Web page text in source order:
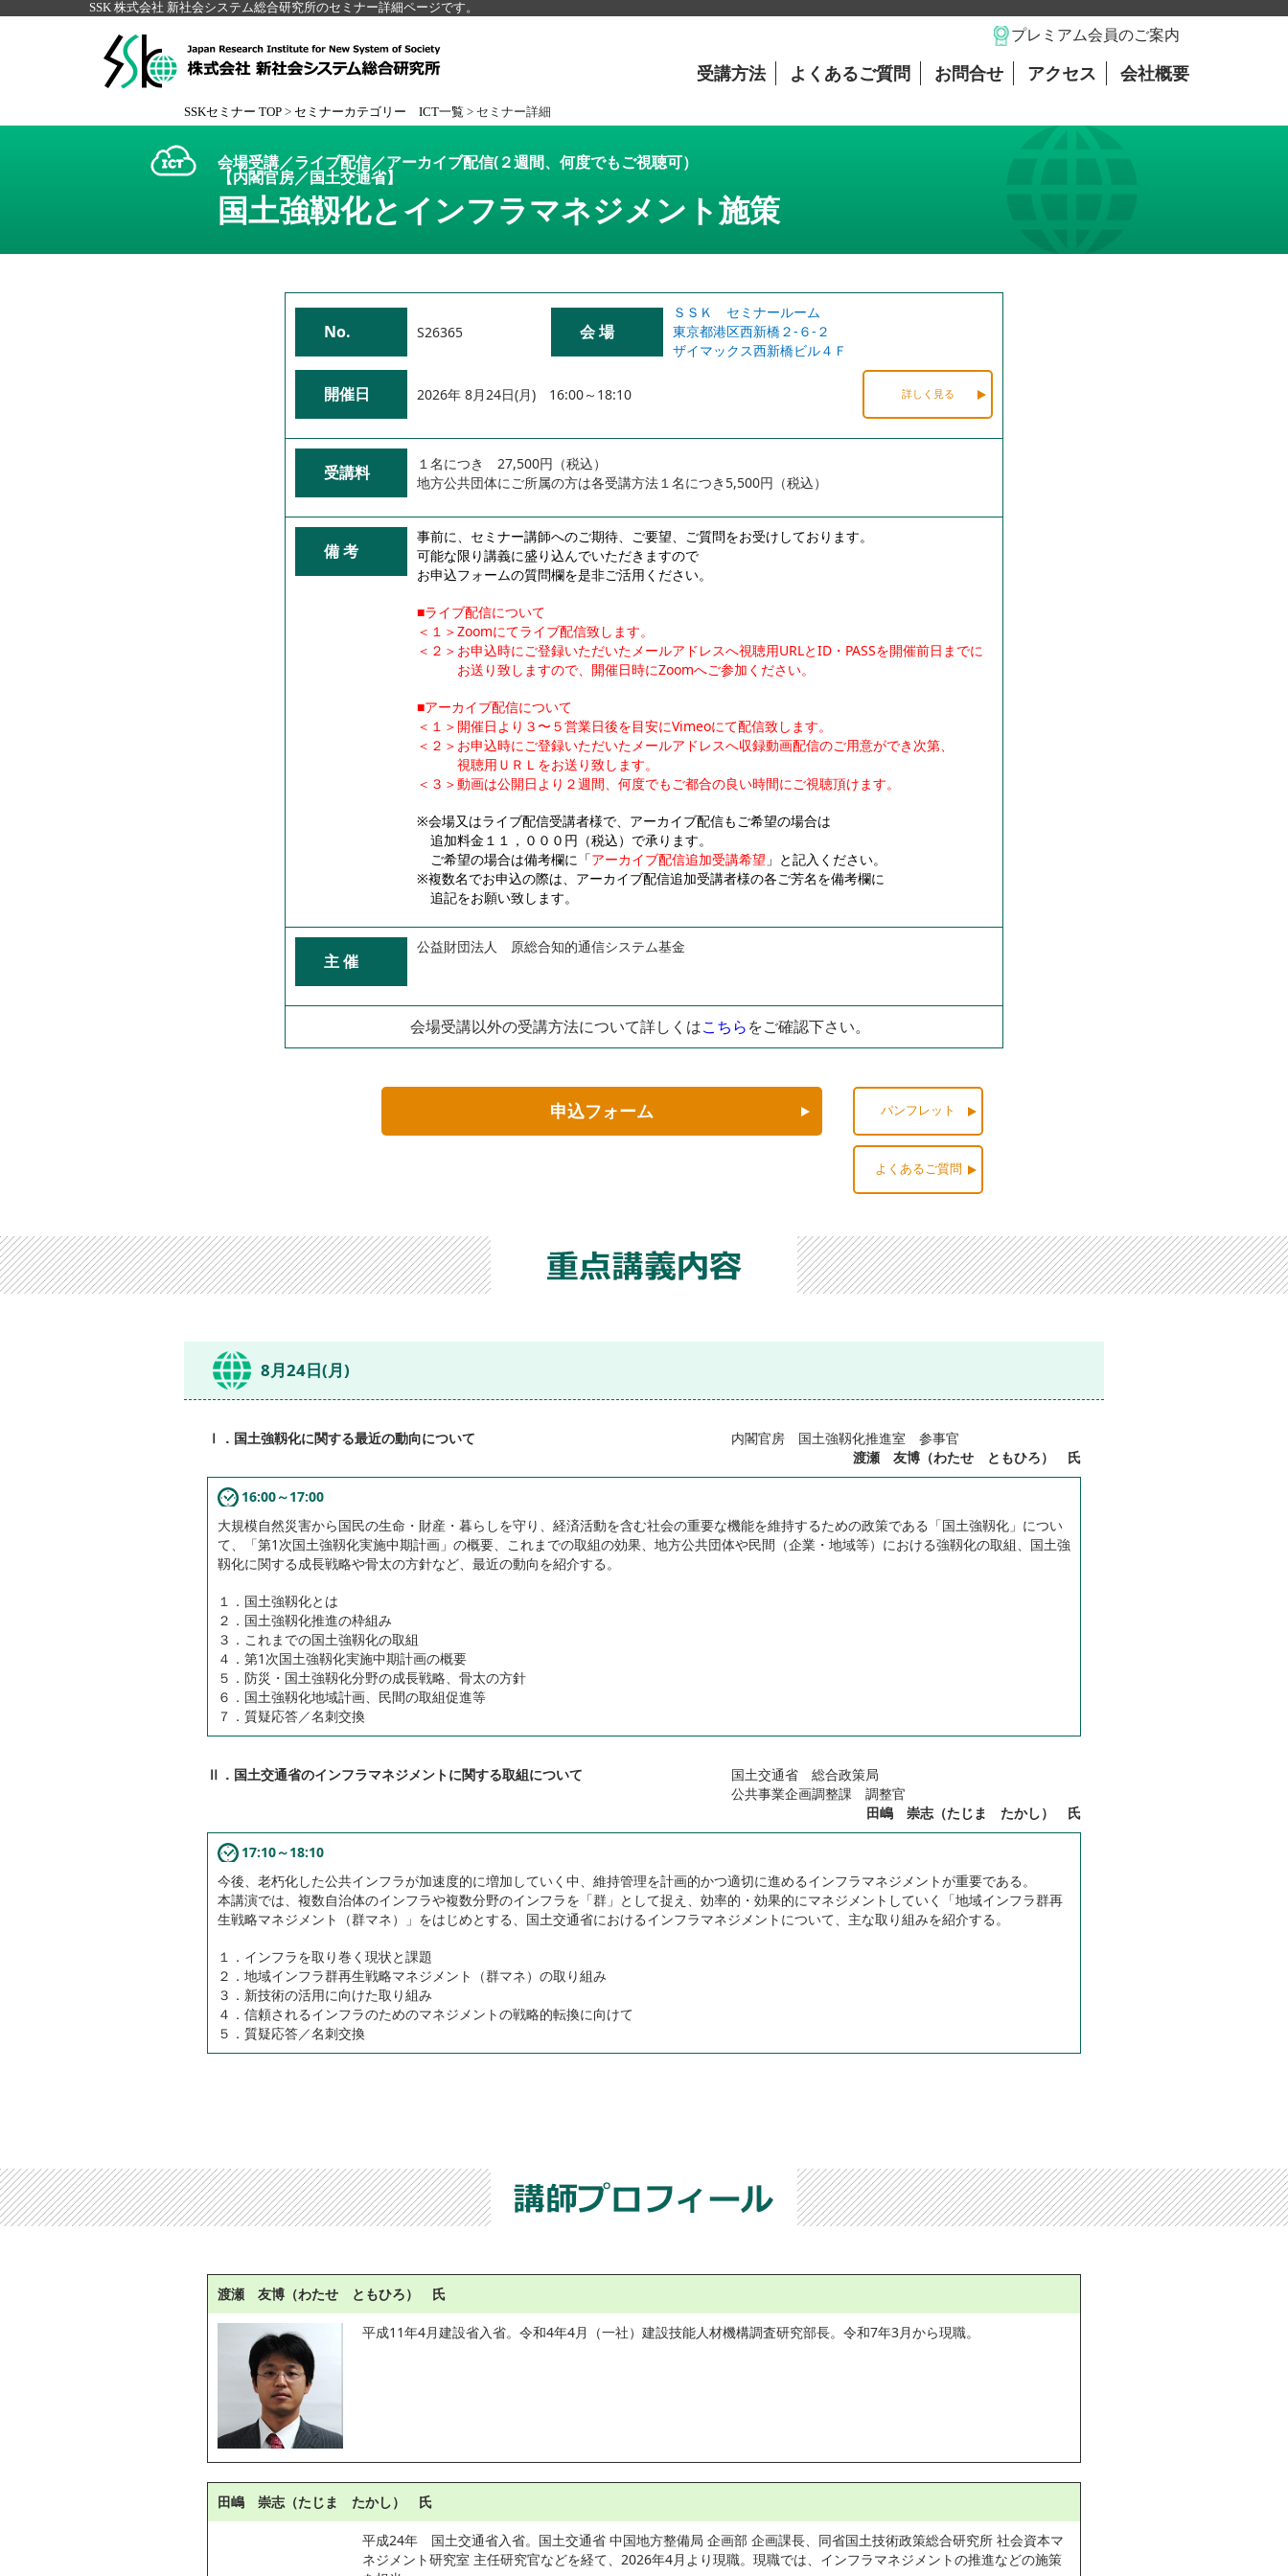
SSK 株式会社 新社会システム総合研究所のセミナー詳細ページです。
プレミアム会員のご案内
受講方法 よくあるご質問 お問合せ アクセス 会社概要
SSKセミナー TOP > セミナーカテゴリー ICT一覧 > セミナー詳細
会場受講／ライブ配信／アーカイブ配信(２週間、何度でもご視聴可）
【内閣官房／国土交通省】
国土強靱化とインフラマネジメント施策
No. S26365 会 場
ＳＳＫ セミナールーム
東京都港区西新橋２-６-２
ザイマックス西新橋ビル４Ｆ
開催日 2026年 8月24日(月) 16:00～18:10 詳しく見る
受講料
１名につき 27,500円（税込）
地方公共団体にご所属の方は各受講方法１名につき5,500円（税込）
備 考
事前に、セミナー講師へのご期待、ご要望、ご質問をお受けしております。
可能な限り講義に盛り込んでいただきますので
お申込フォームの質問欄を是非ご活用ください。
■ライブ配信について
＜１＞Zoomにてライブ配信致します。
＜２＞お申込時にご登録いただいたメールアドレスへ視聴用URLとID・PASSを開催前日までに
お送り致しますので、開催日時にZoomへご参加ください。
■アーカイブ配信について
＜１＞開催日より３〜５営業日後を目安にVimeoにて配信致します。
＜２＞お申込時にご登録いただいたメールアドレスへ収録動画配信のご用意ができ次第、
視聴用ＵＲＬをお送り致します。
＜３＞動画は公開日より２週間、何度でもご都合の良い時間にご視聴頂けます。
※会場又はライブ配信受講者様で、アーカイブ配信もご希望の場合は
追加料金１１，０００円（税込）で承ります。
ご希望の場合は備考欄に「アーカイブ配信追加受講希望 」と記入ください。
※複数名でお申込の際は、アーカイブ配信追加受講者様の各ご芳名を備考欄に
追記をお願い致します。
主 催
公益財団法人 原総合知的通信システム基金
会場受講以外の受講方法について詳しくはこちらをご確認下さい。
申込フォーム パンフレット
よくあるご質問
8月24日(月)
Ⅰ．国土強靱化に関する最近の動向について
内閣官房 国土強靱化推進室 参事官
渡瀬 友博（わたせ ともひろ） 氏
16:00～17:00
大規模自然災害から国民の生命・財産・暮らしを守り、経済活動を含む社会の重要な機能を維持するための政策である「国土強靱化」につい
て、「第1次国土強靱化実施中期計画」の概要、これまでの取組の効果、地方公共団体や民間（企業・地域等）における強靱化の取組、国土強
靱化に関する成長戦略や骨太の方針など、最近の動向を紹介する。
１．国土強靱化とは
２．国土強靱化推進の枠組み
３．これまでの国土強靱化の取組
４．第1次国土強靱化実施中期計画の概要
５．防災・国土強靱化分野の成長戦略、骨太の方針
６．国土強靱化地域計画、民間の取組促進等
７．質疑応答／名刺交換
Ⅱ．国土交通省のインフラマネジメントに関する取組について
国土交通省 総合政策局
公共事業企画調整課 調整官
田嶋 崇志（たじま たかし） 氏
17:10～18:10
今後、老朽化した公共インフラが加速度的に増加していく中、維持管理を計画的かつ適切に進めるインフラマネジメントが重要である。
本講演では、複数自治体のインフラや複数分野のインフラを「群」として捉え、効率的・効果的にマネジメントしていく「地域インフラ群再
生戦略マネジメント（群マネ）」をはじめとする、国土交通省におけるインフラマネジメントについて、主な取り組みを紹介する。
１．インフラを取り巻く現状と課題
２．地域インフラ群再生戦略マネジメント（群マネ）の取り組み
３．新技術の活用に向けた取り組み
４．信頼されるインフラのためのマネジメントの戦略的転換に向けて
５．質疑応答／名刺交換
渡瀬 友博（わたせ ともひろ） 氏
平成11年4月建設省入省。令和4年4月（一社）建設技能人材機構調査研究部長。令和7年3月から現職。
田嶋 崇志（たじま たかし） 氏
平成24年　国土交通省入省。国土交通省 中国地方整備局 企画部 企画課長、同省国土技術政策総合研究所 社会資本マ
ネジメント研究室 主任研究官などを経て、2026年4月より現職。現職では、インフラマネジメントの推進などの施策